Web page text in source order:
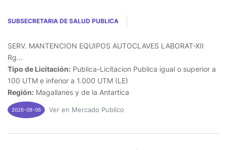
SUBSECRETARIA DE SALUD PUBLICA
SERV. MANTENCION EQUIPOS AUTOCLAVES LABORAT-XII
Rg...
Tipo de Licitación: Publica-Licitacion Publica igual o superior a
100 UTM e inferior a 1.000 UTM (LE)
Región: Magallanes y de la Antartica
2026-08-06 Ver en Mercado Publico